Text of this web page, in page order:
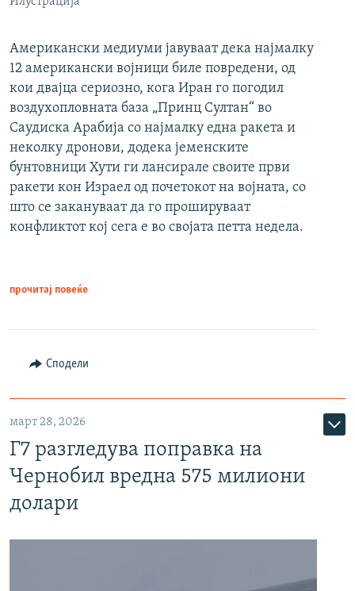
Американски медиуми јавуваат дека најмалку
12 американски војници биле повредени, од
кои двајца сериозно, кога Иран го погодил
воздухопловната база „Принц Султан“ во
Саудиска Арабија со најмалку една ракета и
неколку дронови, додека јеменските
бунтовници Хути ги лансирале своите први
ракети кон Израел од почетокот на војната, со
што се закануваат да го прошируваат
конфликтот кој сега е во својата петта недела.
прочитај повеќе
Сподели
март 28, 2026
Г7 разгледува поправка на
Чернобил вредна 575 милиони
долари